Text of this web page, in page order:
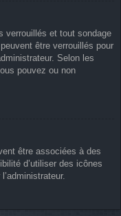
verrouillés et tout sondage
être verrouillés pour
Selon les
pouvez ou non
être associées à des
d’utiliser des icônes